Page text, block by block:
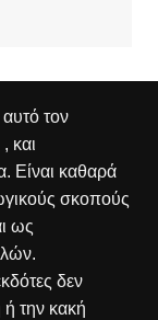
τον
και
Είναι καθαρά
σκοπούς
ως
δεν
ή την κακή